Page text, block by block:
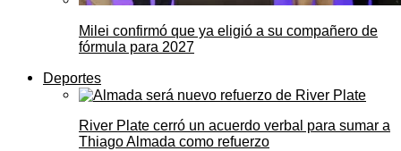
Milei confirmó que ya eligió a su compañero de
fórmula para 2027
Deportes
River Plate cerró un acuerdo verbal para sumar a
Thiago Almada como refuerzo